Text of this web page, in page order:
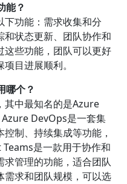
能？
下功能：需求收集和分
状态更新、团队协作和
这些功能，团队可以更好
目进展顺利。
哪个？
其中最知名的是Azure
DevOps是一套集
制、持续集成等功能，
是一款用于协作和
管理的功能，适合团队
需求和团队规模，可以选